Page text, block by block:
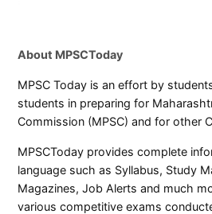
About MPSCToday
MPSC Today is an effort by
students in preparing for
Commission (MPSC) and for other
MPSCToday provides complete
language such as Syllabus, Study
Magazines, Job Alerts and much
various competitive exams